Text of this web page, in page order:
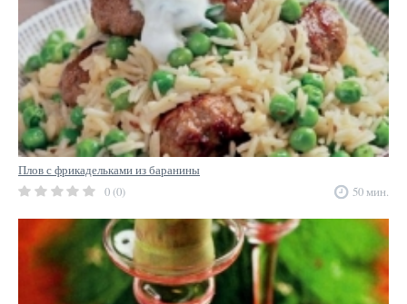
Плов с фрикадельками из баранины
0 (0)
50 мин.